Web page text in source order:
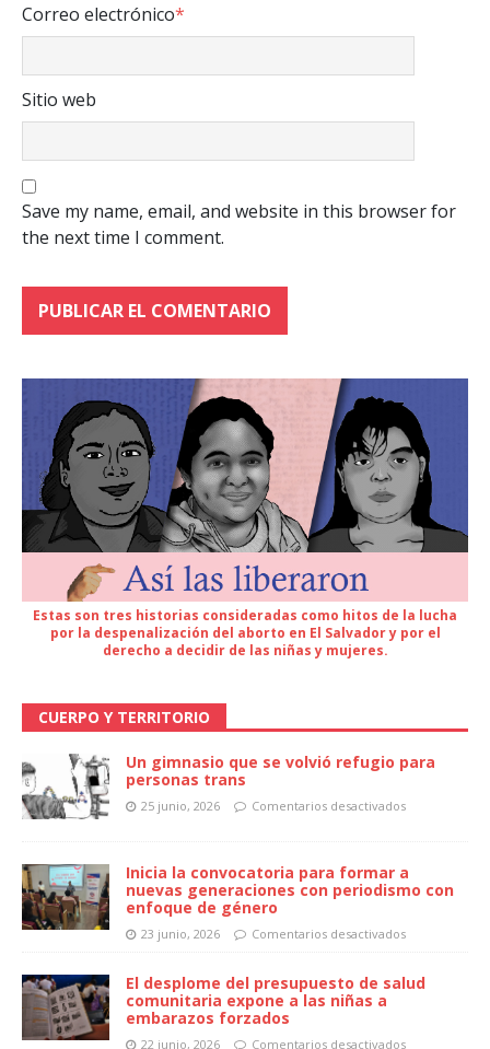
Correo electrónico*
Sitio web
Save my name, email, and website in this browser for
the next time I comment.
Estas son tres historias consideradas como hitos de la lucha
por la despenalización del aborto en El Salvador y por el
derecho a decidir de las niñas y mujeres.
CUERPO Y TERRITORIO
Un gimnasio que se volvió refugio para
personas trans
25 junio, 2026 Comentarios desactivados
Inicia la convocatoria para formar a
nuevas generaciones con periodismo con
enfoque de género
23 junio, 2026 Comentarios desactivados
El desplome del presupuesto de salud
comunitaria expone a las niñas a
embarazos forzados
22 junio, 2026 Comentarios desactivados